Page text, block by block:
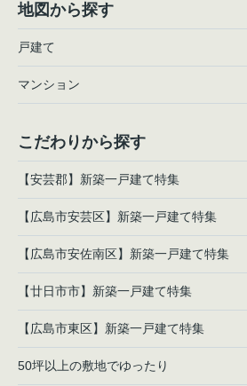
地図から探す
戸建て
マンション
こだわりから探す
【安芸郡】新築一戸建て特集
【広島市安芸区】新築一戸建て特集
【広島市安佐南区】新築一戸建て特集
【廿日市市】新築一戸建て特集
【広島市東区】新築一戸建て特集
50坪以上の敷地でゆったり